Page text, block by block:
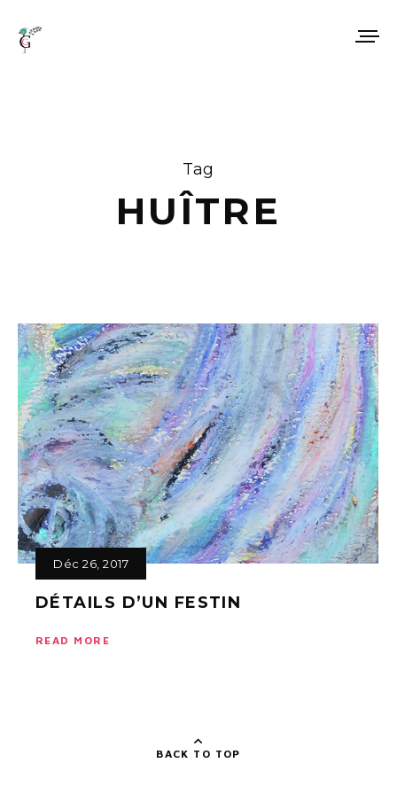
Tag
HUÎTRE
Déc 26, 2017
DÉTAILS D’UN FESTIN
READ MORE
BACK TO TOP